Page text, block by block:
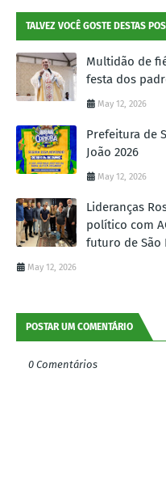
TALVEZ VOCÊ GOSTE DESTAS
Multidão de
festa dos
May 12, 2026
Prefeitura de
João 2026
May 12, 2026
Lideranças
político com
futuro de São
May 12, 2026
POSTAR UM COMENTÁRIO
0 Comentários